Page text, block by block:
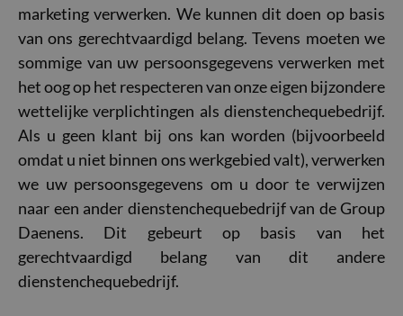
marketing verwerken. We kunnen dit doen op basis
van ons gerechtvaardigd belang. Tevens moeten we
sommige van uw persoonsgegevens verwerken met
het oog op het respecteren van onze eigen bijzondere
wettelijke verplichtingen als dienstenchequebedrijf.
Als u geen klant bij ons kan worden (bijvoorbeeld
omdat u niet binnen ons werkgebied valt), verwerken
we uw persoonsgegevens om u door te verwijzen
naar een ander dienstenchequebedrijf van de Group
Daenens. Dit gebeurt op basis van het
gerechtvaardigd belang van dit andere
dienstenchequebedrijf.